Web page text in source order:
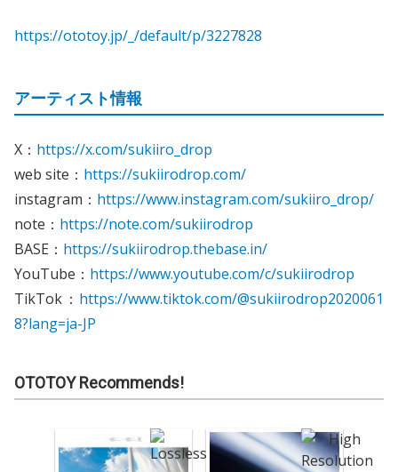
https://ototoy.jp/_/default/p/3227828
アーティスト情報
X： https://x.com/sukiiro_drop
web site： https://sukiirodrop.com/
instagram： https://www.instagram.com/sukiiro_drop/
note： https://note.com/sukiirodrop
BASE： https://sukiirodrop.thebase.in/
YouTube： https://www.youtube.com/c/sukiirodrop
TikTok： https://www.tiktok.com/@sukiirodrop2020061
8?lang=ja-JP
OTOTOY Recommends!